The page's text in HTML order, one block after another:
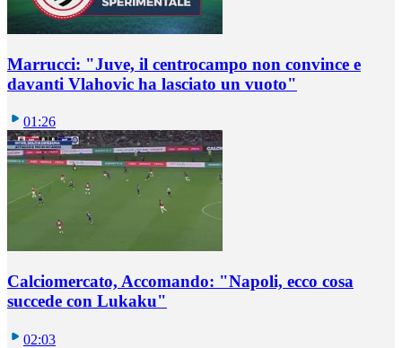
Marrucci: "Juve, il centrocampo non convince e
davanti Vlahovic ha lasciato un vuoto"
01:26
Calciomercato, Accomando: "Napoli, ecco cosa
succede con Lukaku"
02:03